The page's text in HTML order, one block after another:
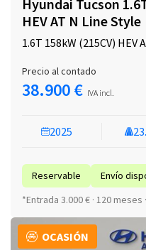
Hyundai Tucson
HEV AT N Line Style
1.6T 158kW (215CV) HEV
2025
Reservable
Envío
*Entrada 3.000 € · 120 meses
Precio al contado
38.900 € IVA incl.
OCASIÓN